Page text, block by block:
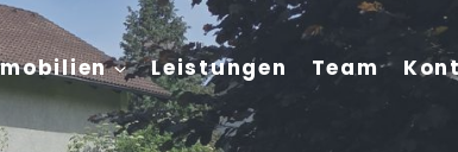
Leistungen Team